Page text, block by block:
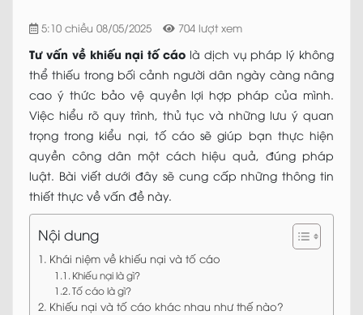
5:10 chiều 08/05/2025 704 lượt xem
Tư vấn về khiếu nại tố cáo là dịch vụ pháp lý không
thể thiếu trong bối cảnh người dân ngày càng nâng
cao ý thức bảo vệ quyền lợi hợp pháp của mình.
Việc hiểu rõ quy trình, thủ tục và những lưu ý quan
trọng trong kiểu nại, tố cáo sẽ giúp bạn thực hiện
quyền công dân một cách hiệu quả, đúng pháp
luật. Bài viết dưới đây sẽ cung cấp những thông tin
thiết thực về vấn đề này.
Nội dung
Khái niệm về khiếu nại và tố cáo
Khiếu nại là gì?
Tố cáo là gì?
Khiếu nại và tố cáo khác nhau như thế nào?